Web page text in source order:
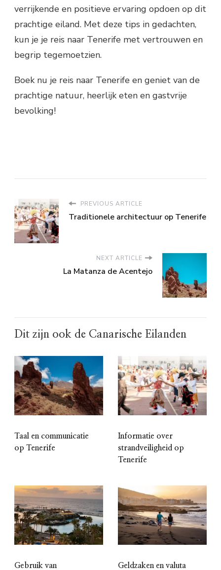
verrijkende en positieve ervaring opdoen op dit
prachtige eiland. Met deze tips in gedachten,
kun je je reis naar Tenerife met vertrouwen en
begrip tegemoetzien.
Boek nu je reis naar Tenerife en geniet van de
prachtige natuur, heerlijk eten en gastvrije
bevolking!
PREVIOUS ARTICLE
Traditionele architectuur op Tenerife
NEXT ARTICLE
La Matanza de Acentejo
Dit zijn ook de Canarische Eilanden
Taal en communicatie
op Tenerife
Informatie over
strandveiligheid op
Tenerife
Gebruik van
Geldzaken en valuta